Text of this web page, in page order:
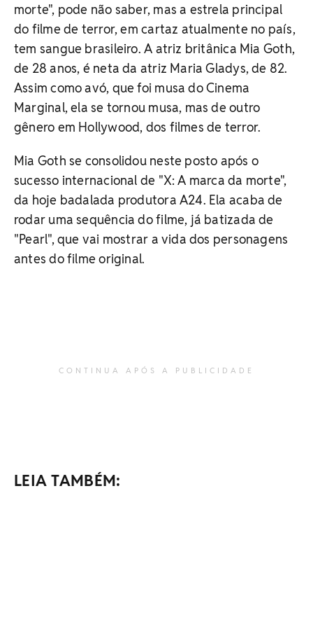
morte", pode não saber, mas a estrela principal
do filme de terror, em cartaz atualmente no país,
tem sangue brasileiro. A atriz britânica Mia Goth,
de 28 anos, é neta da atriz Maria Gladys, de 82.
Assim como avó, que foi musa do Cinema
Marginal, ela se tornou musa, mas de outro
gênero em Hollywood, dos filmes de terror.
Mia Goth se consolidou neste posto após o
sucesso internacional de "X: A marca da morte",
da hoje badalada produtora A24. Ela acaba de
rodar uma sequência do filme, já batizada de
"Pearl", que vai mostrar a vida dos personagens
antes do filme original.
CONTINUA APÓS A PUBLICIDADE
LEIA TAMBÉM: